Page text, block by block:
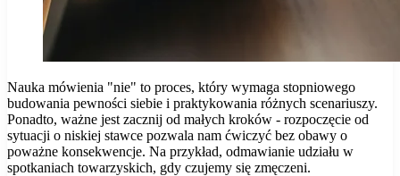
Nauka mówienia "nie" to proces, który wymaga stopniowego
budowania pewności siebie i praktykowania różnych scenariuszy.
Ponadto, ważne jest zacznij od małych kroków - rozpoczęcie od
sytuacji o niskiej stawce pozwala nam ćwiczyć bez obawy o
poważne konsekwencje. Na przykład, odmawianie udziału w
spotkaniach towarzyskich, gdy czujemy się zmęczeni.